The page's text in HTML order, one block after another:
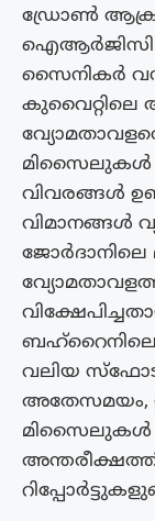
ഡ്രോൺ
ഐആർജിസി
സൈനികർ
കുവൈറ്റിലെ
മിസൈലുകൾ
വിവരങ്ങൾ
വിമാനങ്ങൾ
ജോർദാനിലെ
ബഹ്റൈനിലെ
വലിയ
അതേസമയം,
മിസൈലുകൾ